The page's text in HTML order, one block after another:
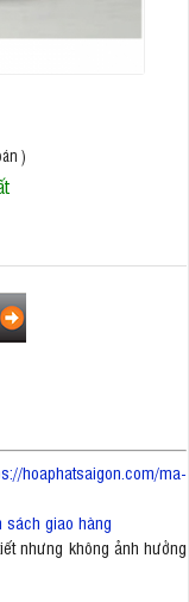
)
hoaphatsaigon.com/ma-
sách giao hàng
nhưng không ảnh hưởng